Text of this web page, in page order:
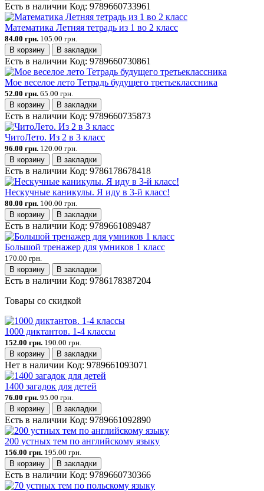
Есть в наличии Код: 9789660733961
Математика Летняя тетрадь из 1 во 2 класс
84.00 грн. 105.00 грн.
В корзину
В закладки
Есть в наличии Код: 9789660730861
Мое веселое лето Тетрадь будущего третьеклассника
52.00 грн. 65.00 грн.
В корзину
В закладки
Есть в наличии Код: 9789660735873
ЧитоЛето. Из 2 в 3 класс
96.00 грн. 120.00 грн.
В корзину
В закладки
Есть в наличии Код: 9786178678418
Нескучные каникулы. Я иду в 3-й класс!
80.00 грн. 100.00 грн.
В корзину
В закладки
Есть в наличии Код: 9789661089487
Большой тренажер для умников 1 класс
170.00 грн.
В корзину
В закладки
Есть в наличии Код: 9786178387204
Товары со скидкой
1000 диктантов. 1-4 классы
152.00 грн. 190.00 грн.
В корзину
В закладки
Нет в наличии Код: 9789661093071
1400 загадок для детей
76.00 грн. 95.00 грн.
В корзину
В закладки
Есть в наличии Код: 9789661092890
200 устных тем по английскому языку
156.00 грн. 195.00 грн.
В корзину
В закладки
Есть в наличии Код: 9789660730366